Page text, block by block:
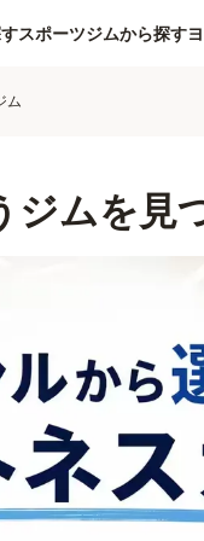
スポーツジムから探す
ム
ジムを見